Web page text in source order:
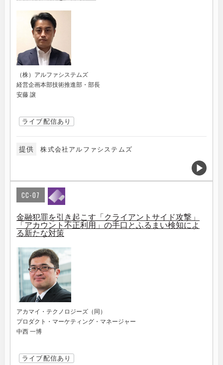
（株）アルファシステムズ
経営企画本部技術推進部・部長
安藤 譲
ライブ配信あり
提供 株式会社アルファシステムズ
CC-07
金融犯罪を引き起こす「クライアントサイド攻撃」
「アカウント不正利用」の手口とふるまい検知によ
る新たな対策
アカマイ・テクノロジーズ（同）
プロダクト・マーケティング・マネージャー
中西 一博
ライブ配信あり